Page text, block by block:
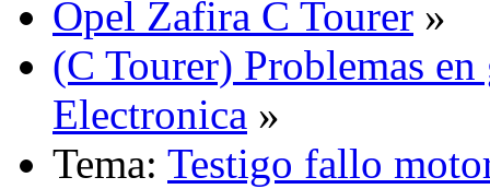
Opel Zafira C Tourer »
(C Tourer) Problemas
Electronica »
Tema: Testigo fallo